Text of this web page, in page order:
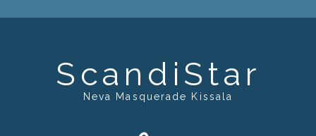
ScandiStar
Neva Masquerade Kissala